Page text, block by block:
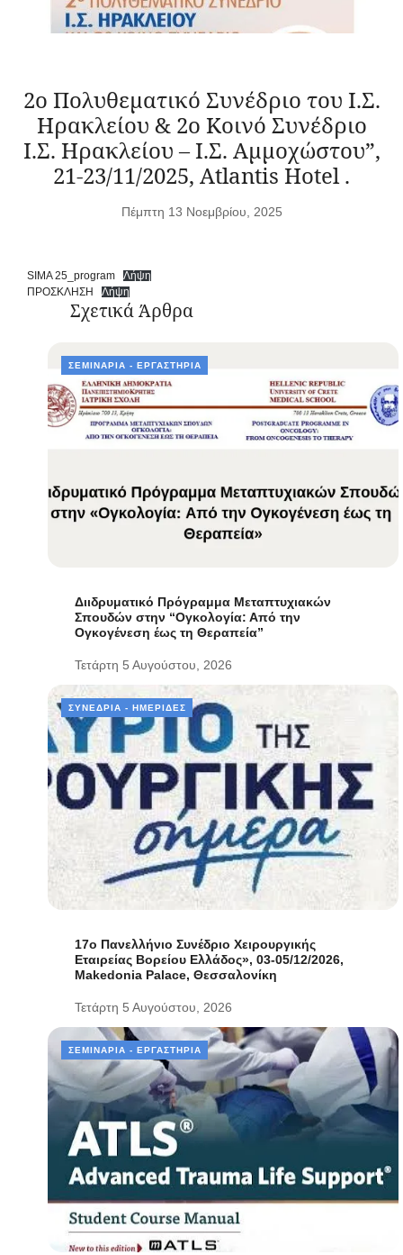
2ο Πολυθεματικό Συνέδριο του Ι.Σ.
Ηρακλείου & 2ο Κοινό Συνέδριο
Ι.Σ. Ηρακλείου – Ι.Σ. Αμμοχώστου”,
21-23/11/2025, Atlantis Hotel .
Πέμπτη 13 Νοεμβρίου, 2025
SIMA 25_program
Λήψη
ΠΡΟΣΚΛΗΣΗ
Λήψη
Σχετικά Άρθρα
ΣΕΜΙΝΆΡΙΑ - ΕΡΓΑΣΤΉΡΙΑ
Διιδρυματικό Πρόγραμμα Μεταπτυχιακών
Σπουδών στην “Ογκολογία: Από την
Ογκογένεση έως τη Θεραπεία”
Τετάρτη 5 Αυγούστου, 2026
ΣΥΝΈΔΡΙΑ - ΗΜΕΡΊΔΕΣ
17ο Πανελλήνιο Συνέδριο Χειρουργικής
Εταιρείας Βορείου Ελλάδος», 03-05/12/2026,
Makedonia Palace, Θεσσαλονίκη
Τετάρτη 5 Αυγούστου, 2026
ΣΕΜΙΝΆΡΙΑ - ΕΡΓΑΣΤΉΡΙΑ